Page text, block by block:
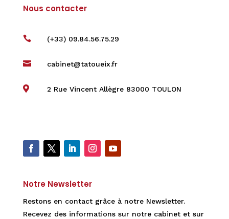
Nous contacter
 (+33) 09.84.56.75.29
 cabinet@tatoueix.fr
 2 Rue Vincent Allègre 83000 TOULON
Notre Newsletter
Restons en contact grâce à notre Newsletter.
Recevez des informations sur notre cabinet et sur